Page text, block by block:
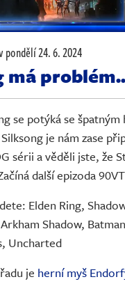
pondělí24. 6. 2024
má
se potýká se
je nám zase
sérii a věděli jste, že
další epizoda
Elden Ring,
Shadow,
Uncharted
je herní myš